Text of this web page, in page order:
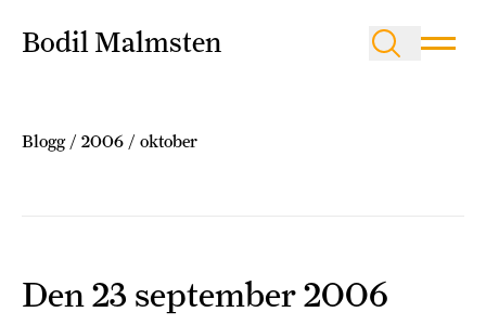
Bodil Malmsten
Blogg / 2006 / oktober
Den 23 september 2006